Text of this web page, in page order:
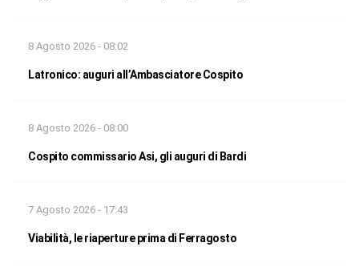
8 Agosto 2026 - 08:02
Latronico: auguri all’Ambasciatore Cospito
8 Agosto 2026 - 08:00
Cospito commissario Asi, gli auguri di Bardi
7 Agosto 2026 - 17:43
Viabilità, le riaperture prima di Ferragosto